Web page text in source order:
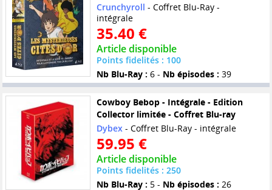
Crunchyroll - Coffret Blu-Ray -
intégrale
35.40 €
Article disponible
Points fidelités : 100
Nb Blu-Ray : 6 - Nb épisodes : 39
Cowboy Bebop - Intégrale - Edition
Collector limitée - Coffret Blu-ray
Dybex- Coffret Blu-Ray - intégrale
59.95 €
Article disponible
Points fidelités : 250
Nb Blu-Ray : 5 - Nb épisodes : 26